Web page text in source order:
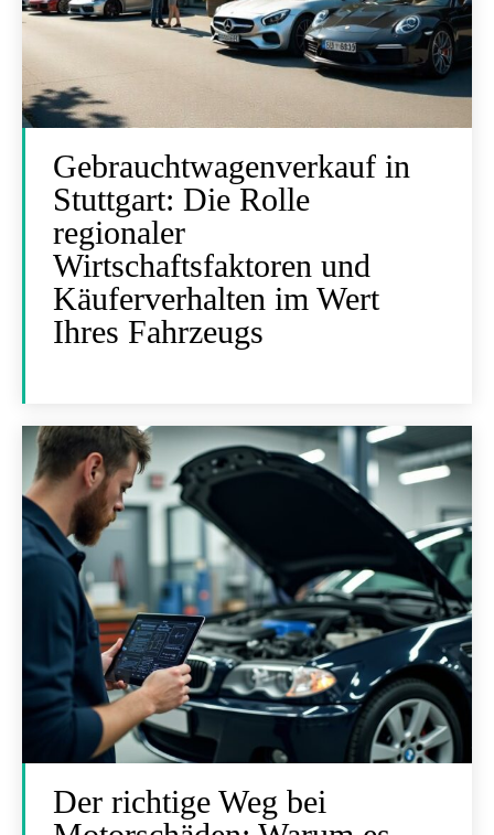
Gebrauchtwagenverkauf in
Stuttgart: Die Rolle
regionaler
Wirtschaftsfaktoren und
Käuferverhalten im Wert
Ihres Fahrzeugs
Der richtige Weg bei